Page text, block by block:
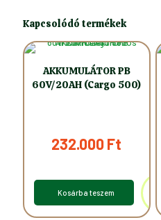
Kapcsolódó termékek
AKKUMULÁTOR PB
60V/20AH (Cargo 500)
232.000Ft
Kosárba teszem